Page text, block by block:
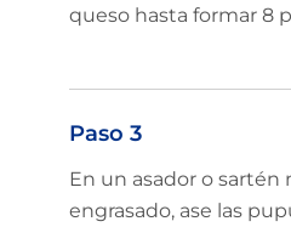
queso hasta formar 8
Paso 3
En un asador o sartén
engrasado, ase las